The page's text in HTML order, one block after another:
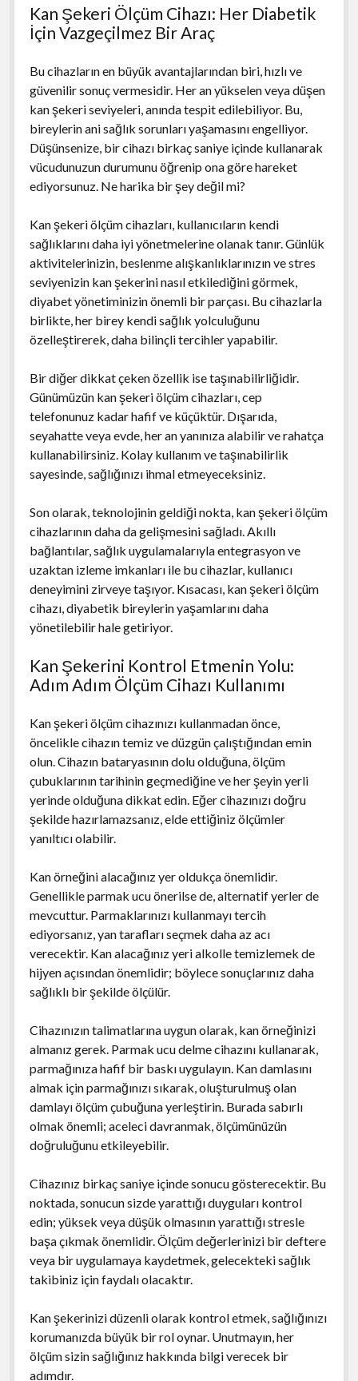
Kan Şekeri Ölçüm Cihazı: Her Diabetik
İçin Vazgeçilmez Bir Araç
Bu cihazların en büyük avantajlarından biri, hızlı ve
güvenilir sonuç vermesidir. Her an yükselen veya düşen
kan şekeri seviyeleri, anında tespit edilebiliyor. Bu,
bireylerin ani sağlık sorunları yaşamasını engelliyor.
Düşünsenize, bir cihazı birkaç saniye içinde kullanarak
vücudunuzun durumunu öğrenip ona göre hareket
ediyorsunuz. Ne harika bir şey değil mi?
Kan şekeri ölçüm cihazları, kullanıcıların kendi
sağlıklarını daha iyi yönetmelerine olanak tanır. Günlük
aktivitelerinizin, beslenme alışkanlıklarınızın ve stres
seviyenizin kan şekerini nasıl etkilediğini görmek,
diyabet yönetiminizin önemli bir parçası. Bu cihazlarla
birlikte, her birey kendi sağlık yolculuğunu
özelleştirerek, daha bilinçli tercihler yapabilir.
Bir diğer dikkat çeken özellik ise taşınabilirliğidir.
Günümüzün kan şekeri ölçüm cihazları, cep
telefonunuz kadar hafif ve küçüktür. Dışarıda,
seyahatte veya evde, her an yanınıza alabilir ve rahatça
kullanabilirsiniz. Kolay kullanım ve taşınabilirlik
sayesinde, sağlığınızı ihmal etmeyeceksiniz.
Son olarak, teknolojinin geldiği nokta, kan şekeri ölçüm
cihazlarının daha da gelişmesini sağladı. Akıllı
bağlantılar, sağlık uygulamalarıyla entegrasyon ve
uzaktan izleme imkanları ile bu cihazlar, kullanıcı
deneyimini zirveye taşıyor. Kısacası, kan şekeri ölçüm
cihazı, diyabetik bireylerin yaşamlarını daha
yönetilebilir hale getiriyor.
Kan Şekerini Kontrol Etmenin Yolu:
Adım Adım Ölçüm Cihazı Kullanımı
Kan şekeri ölçüm cihazınızı kullanmadan önce,
öncelikle cihazın temiz ve düzgün çalıştığından emin
olun. Cihazın bataryasının dolu olduğuna, ölçüm
çubuklarının tarihinin geçmediğine ve her şeyin yerli
yerinde olduğuna dikkat edin. Eğer cihazınızı doğru
şekilde hazırlamazsanız, elde ettiğiniz ölçümler
yanıltıcı olabilir.
Kan örneğini alacağınız yer oldukça önemlidir.
Genellikle parmak ucu önerilse de, alternatif yerler de
mevcuttur. Parmaklarınızı kullanmayı tercih
ediyorsanız, yan tarafları seçmek daha az acı
verecektir. Kan alacağınız yeri alkolle temizlemek de
hijyen açısından önemlidir; böylece sonuçlarınız daha
sağlıklı bir şekilde ölçülür.
Cihazınızın talimatlarına uygun olarak, kan örneğinizi
almanız gerek. Parmak ucu delme cihazını kullanarak,
parmağınıza hafif bir baskı uygulayın. Kan damlasını
almak için parmağınızı sıkarak, oluşturulmuş olan
damlayı ölçüm çubuğuna yerleştirin. Burada sabırlı
olmak önemli; aceleci davranmak, ölçümünüzün
doğruluğunu etkileyebilir.
Cihazınız birkaç saniye içinde sonucu gösterecektir. Bu
noktada, sonucun sizde yarattığı duyguları kontrol
edin; yüksek veya düşük olmasının yarattığı stresle
başa çıkmak önemlidir. Ölçüm değerlerinizi bir deftere
veya bir uygulamaya kaydetmek, gelecekteki sağlık
takibiniz için faydalı olacaktır.
Kan şekerinizi düzenli olarak kontrol etmek, sağlığınızı
korumanızda büyük bir rol oynar. Unutmayın, her
ölçüm sizin sağlığınız hakkında bilgi verecek bir
adımdır.